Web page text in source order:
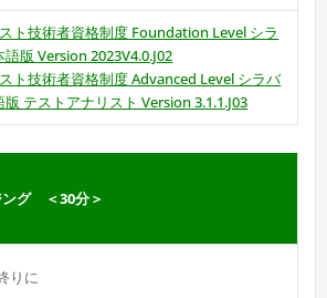
ト技術者資格制度 Foundation Level シラ
語版 Version 2023V4.0.J02
ト技術者資格制度 Advanced Level シラバ
版 テストアナリスト Version 3.1.1.J03
ング ＜30分＞
りに